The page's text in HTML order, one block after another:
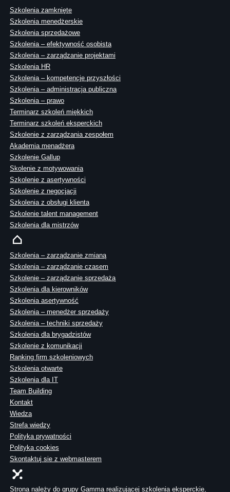
Szkolenia zamknięte
Szkolenia menedżerskie
Szkolenia sprzedażowe
Szkolenia – efektywność osobista
Szkolenia – zarządzanie projektami
Szkolenia HR
Szkolenia – kompetencje przyszłości
Szkolenia – administracja publiczna
Szkolenia – prawo
Terminarz szkoleń miękkich
Terminarz szkoleń eksperckich
Szkolenie z zarządzania zespołem
Akademia menadżera
Szkolenie Gallup
Skolenie z motywowania
Szkolenie z asertywności
Szkolenie z negocjacji
Szkolenia z obsługi klienta
Szkolenie talent management
Szkolenia dla mistrzów
Szkolenia – zarządzanie zmianą
Szkolenia – zarządzanie czasem
Szkolenie – zarządzanie sprzedażą
Szkolenia dla kierowników
Szkolenia asertywność
Szkolenia – menedżer sprzedaży
Szkolenia – techniki sprzedaży
Szkolenia dla brygadzistów
Szkolenie z komunikacji
Ranking firm szkoleniowych
Szkolenia otwarte
Szkolenia dla IT
Team Building
Kontakt
Wiedza
Strefa wiedzy
Polityka prywatności
Polityka cookies
Skontaktuj sie z webmasterem
Strona należy do grupy Gamma realizującej szkolenia eksperckie,